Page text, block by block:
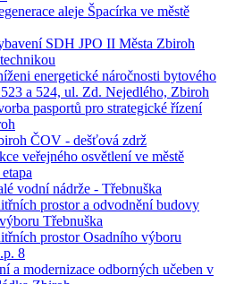
aleje Špacírka ve městě
SDH JPO II Města Zbiroh
energetické náročnosti bytového
a 524, ul. Zd. Nejedlého, Zbiroh
pasportů pro strategické řízení
ČOV - dešťová zdrž
veřejného osvětlení ve městě
vodní nádrže - Třebnuška
prostor a odvodnění budovy
Třebnuška
prostor Osadního výboru
8
a modernizace odborných učeben v